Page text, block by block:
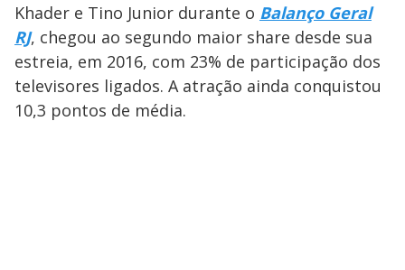
Khader e Tino Junior durante o Balanço Geral
RJ, chegou ao segundo maior share desde sua
estreia, em 2016, com 23% de participação dos
televisores ligados. A atração ainda conquistou
10,3 pontos de média.